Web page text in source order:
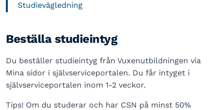
Studievägledning
Beställa studieintyg
Du beställer studieintyg från Vuxenutbildningen via
Mina sidor i självserviceportalen. Du får intyget i
självserviceportalen inom 1-2 veckor.
Tips! Om du studerar och har CSN på minst 50%